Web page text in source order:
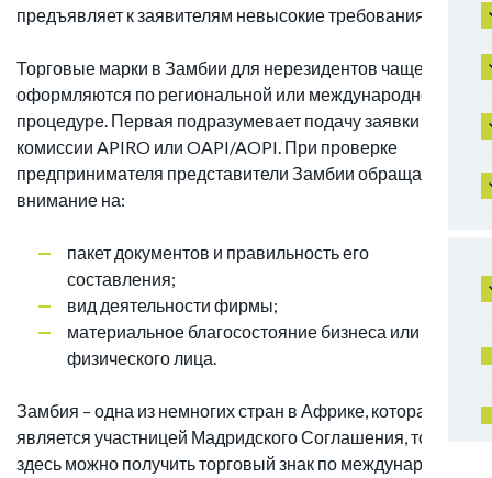
предъявляет к заявителям невысокие требования.
Торговые марки в Замбии для нерезидентов чаще
оформляются по региональной или международной
процедуре. Первая подразумевает подачу заявки в
комиссии APIRO или OAPI/AOPI. При проверке
предпринимателя представители Замбии обращают
внимание на:
пакет документов и правильность его
составления;
вид деятельности фирмы;
материальное благосостояние бизнеса или
физического лица.
Замбия – одна из немногих стран в Африке, которая
является участницей Мадридского Соглашения, то есть
здесь можно получить торговый знак по международной